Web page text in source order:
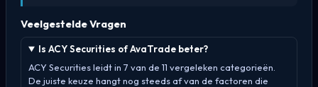
Veelgestelde Vragen
Is ACY Securities of AvaTrade beter?
ACY Securities leidt in 7 van de 11 vergeleken categorieën.
De juiste keuze hangt nog steeds af van de factoren die